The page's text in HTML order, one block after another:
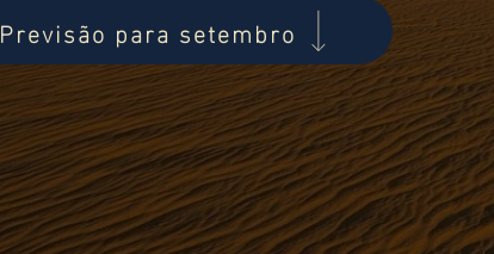
Previsão para setembro